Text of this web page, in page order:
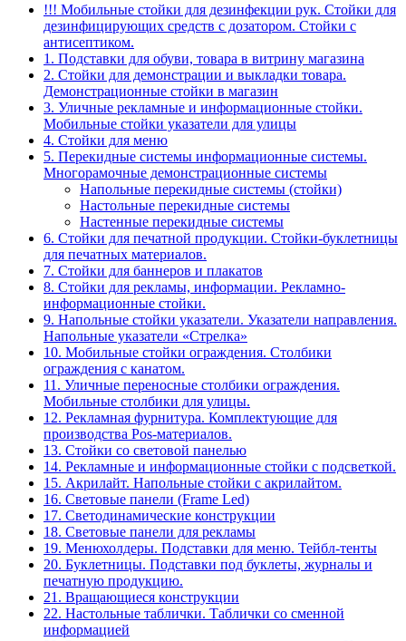
!!! Мобильные стойки для дезинфекции рук. Стойки для
дезинфицирующих средств с дозатором. Стойки с
антисептиком.
1. Подставки для обуви, товара в витрину магазина
2. Стойки для демонстрации и выкладки товара.
Демонстрационные стойки в магазин
3. Уличные рекламные и информационные стойки.
Мобильные стойки указатели для улицы
4. Стойки для меню
5. Перекидные системы информационные системы.
Многорамочные демонстрационные системы
Напольные перекидные системы (стойки)
Настольные перекидные системы
Настенные перекидные системы
6. Стойки для печатной продукции. Стойки-буклетницы
для печатных материалов.
7. Стойки для баннеров и плакатов
8. Стойки для рекламы, информации. Рекламно-
информационные стойки.
9. Напольные стойки указатели. Указатели направления.
Напольные указатели «Стрелка»
10. Мобильные стойки ограждения. Столбики
ограждения с канатом.
11. Уличные переносные столбики ограждения.
Мобильные столбики для улицы.
12. Рекламная фурнитура. Комплектующие для
производства Pos-материалов.
13. Стойки со световой панелью
14. Рекламные и информационные стойки с подсветкой.
15. Акрилайт. Напольные стойки с акрилайтом.
16. Световые панели (Frame Led)
17. Светодинамические конструкции
18. Световые панели для рекламы
19. Менюхолдеры. Подставки для меню. Тейбл-тенты
20. Буклетницы. Подставки под буклеты, журналы и
печатную продукцию.
21. Вращающиеся конструкции
22. Настольные таблички. Таблички со сменной
информацией